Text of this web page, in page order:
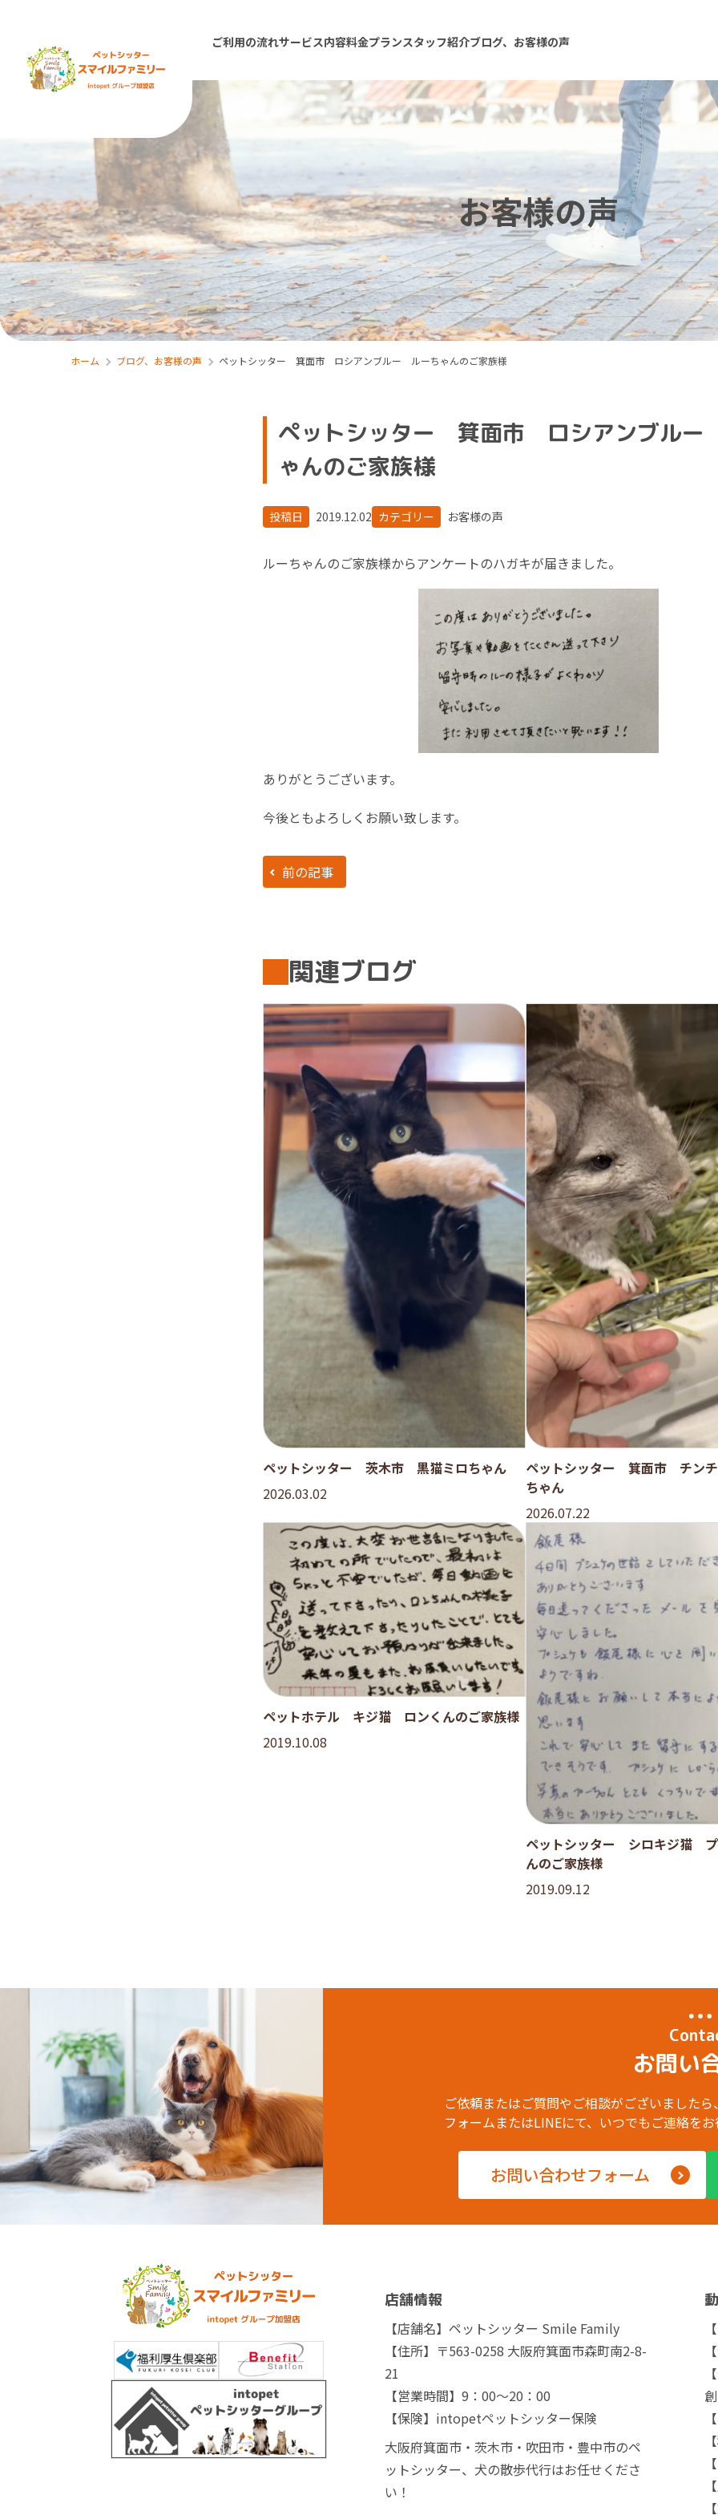
ご利用の流れサービス内容料金プランスタッフ紹介ブログ、お客様の声
お客様の声
ホーム ブログ、お客様の声 ペットシッター 箕面市 ロシアンブルー ルーちゃんのご家族様
ペットシッター 箕面市 ロシアンブル
ゃんのご家族様
投稿日 2019.12.02 カテゴリー お客様の声
ルーちゃんのご家族様からアンケートのハガキが届きました。
ありがとうございます。
今後ともよろしくお願い致します。
前の記事
関連ブログ
ペットシッター 茨木市 黒猫ミロちゃん
2026.03.02
ペットシッター 箕面市 チンチ
ちゃん
2026.07.22
ペットホテル キジ猫 ロンくんのご家族様
2019.10.08
ペットシッター シロキジ猫 プ
んのご家族様
2019.09.12
お問い
ご依頼またはご質問やご相談がございました
フォームまたはLINEにて、いつでもご連絡を
お問い合わせフォーム
店舗情報
【店舗名】ペットシッター Smile Family
【住所】〒563-0258 大阪府箕面市森町南2-8-
21
【営業時間】9：00～20：00
【保険】intopetペットシッター保険
大阪府箕面市・茨木市・吹田市・豊中市のペ
ットシッター、犬の散歩代行はお任せくださ
い！